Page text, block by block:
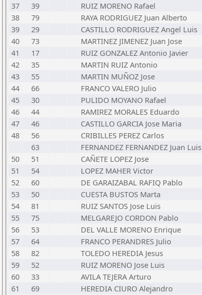
37
39 RUIZ MORENO Rafael
38
79 RAYA RODRIGUEZ Juan Alberto
39
29 CASTILLO RODRIGUEZ Angel Luis
40
73 MARTINEZ JIMENEZ Juan Jose
41
17 RUIZ GONZALEZ Antonio Javier
42
35 MARTIN RUIZ Antonio
43
55 MARTIN MUÑOZ Jose
44
66 FRANCO VALERO Julio
45
30 PULIDO MOYANO Rafael
46
44 RAMIREZ MORALES Eduardo
47
46 CASTILLO GARCIA Jose Maria
48
56 CRIBILLES PEREZ Carlos
63
FERNANDEZ FERNANDEZ Juan Luis
50
51 CAÑETE LOPEZ Jose
51
54 LOPEZ MAHER Victor
52
60 DE GARAIZABAL RAFIQ Pablo
53
50 CUESTA BUSTOS Marta
54
81 RUIZ SANTOS Jose Luis
55
75 MELGAREJO CORDON Pablo
56
53 DEL VALLE MORENO Enrique
57
64 FRANCO PERANDRES Julio
58
82 TOLEDO HEREDIA Jesus
59
52 RUIZ MORENO Jose Luis
60
33 AVILA TEJERA Arturo
61
69 HEREDIA CIURO Alejandro